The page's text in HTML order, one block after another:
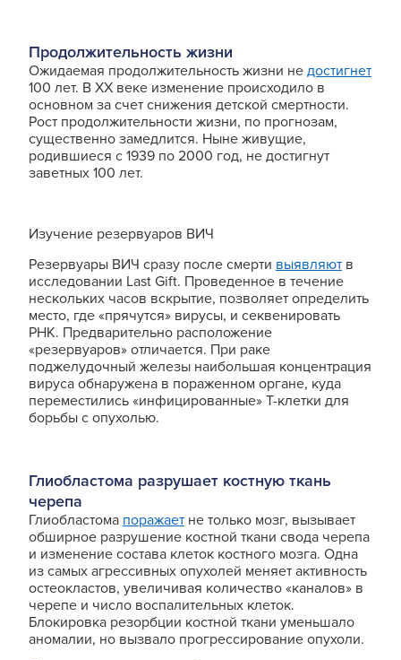
Продолжительность жизни
Ожидаемая продолжительность жизни не достигнет
100 лет. В XX веке изменение происходило в
основном за счет снижения детской смертности.
Рост продолжительности жизни, по прогнозам,
существенно замедлится. Ныне живущие,
родившиеся с 1939 по 2000 год, не достигнут
заветных 100 лет.
Изучение резервуаров ВИЧ
Резервуары ВИЧ сразу после смерти выявляют в
исследовании Last Gift. Проведенное в течение
нескольких часов вскрытие, позволяет определить
место, где «прячутся» вирусы, и секвенировать
РНК. Предварительно расположение
«резервуаров» отличается. При раке
поджелудочный железы наибольшая концентрация
вируса обнаружена в пораженном органе, куда
переместились «инфицированные» Т-клетки для
борьбы с опухолью.
Глиобластома разрушает костную ткань
черепа
Глиобластома поражает не только мозг, вызывает
обширное разрушение костной ткани свода черепа
и изменение состава клеток костного мозга. Одна
из самых агрессивных опухолей меняет активность
остеокластов, увеличивая количество «каналов» в
черепе и число воспалительных клеток.
Блокировка резорбции костной ткани уменьшало
аномалии, но вызвало прогрессирование опухоли.